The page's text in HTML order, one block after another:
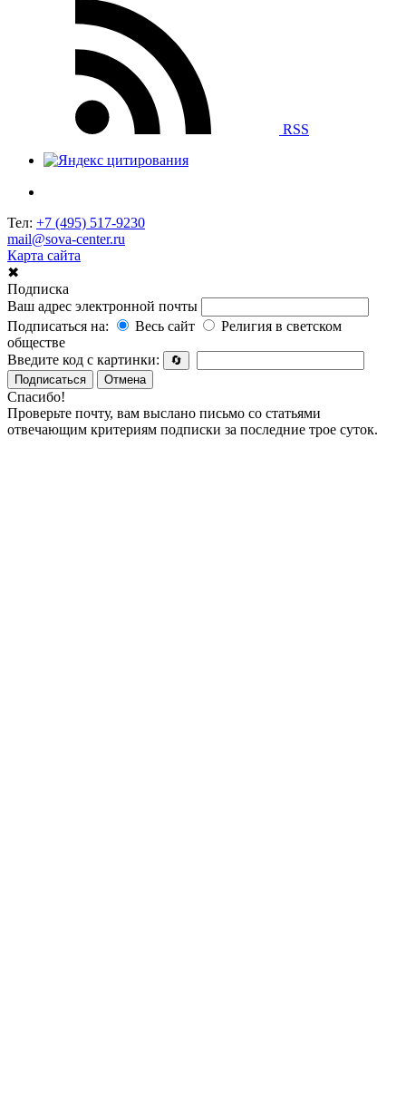
RSS
Тел: +7 (495) 517-9230
mail@sova-center.ru
Карта сайта
✖
Подписка
Ваш адрес электронной почты
Подписаться на:
Весь сайт
Религия в светском
обществе
Введите код с картинки:
🔄
Подписаться
Отмена
Спасибо!
Проверьте почту, вам выслано письмо со статьями
отвечающим критериям подписки за последние трое суток.